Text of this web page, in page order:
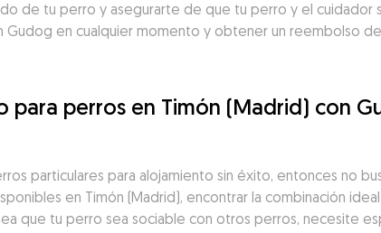
de tu perro y asegurarte de que tu perro y el cuidador
Gudog en cualquier momento y obtener un reembolso
para perros en Timón (Madrid) con
particulares para alojamiento sin éxito, entonces no
en Timón (Madrid), encontrar la combinación
que tu perro sea sociable con otros perros, necesite